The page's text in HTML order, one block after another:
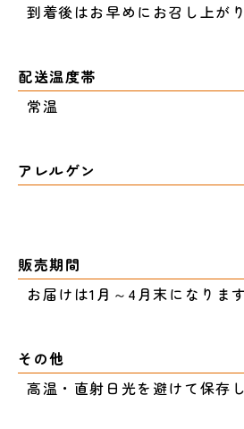
到着後はお早めにお召し上が
配送温度帯
常温
アレルゲン
販売期間
お届けは1月～4月末になります
その他
高温・直射日光を避けて保存